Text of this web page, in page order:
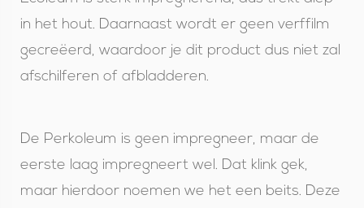
in het hout. Daarnaast wordt er geen verffilm
gecreëerd, waardoor je dit product dus niet zal
afschilferen of afbladderen.
De Perkoleum is geen impregneer, maar de
eerste laag impregneert wel. Dat klink gek,
maar hierdoor noemen we het een beits. Deze